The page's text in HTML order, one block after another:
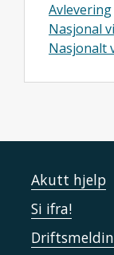
Avlevering
Nasjonal
Nasjonalt
Akutt hjelp
Si ifra!